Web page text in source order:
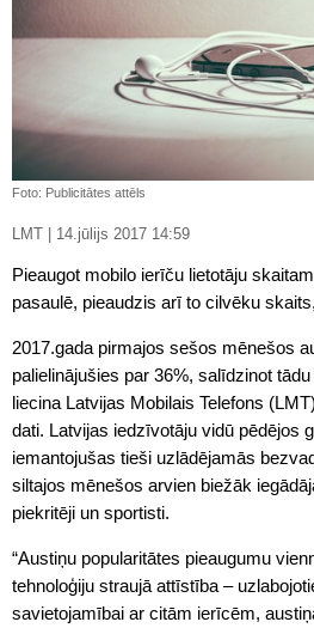
Foto: Publicitātes attēls
LMT | 14.jūlijs 2017 14:59
Pieaugot mobilo ierīču lietotāju
pasaulē, pieaudzis arī to cilvēku
2017.gada pirmajos sešos mēnešos
palielinājušies par 36%, salīdzinot
liecina Latvijas Mobilais Telefons
dati. Latvijas iedzīvotāju vidū pēdējos
iemantojušas tieši uzlādējamās
siltajos mēnešos arvien biežāk
piekritēji un sportisti.
“Austiņu popularitātes pieaugumu
tehnoloģiju straujā attīstība –
savietojamībai ar citām ierīcēm,